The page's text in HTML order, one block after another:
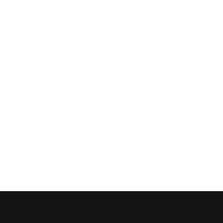
Personnalisez vos préférences pour